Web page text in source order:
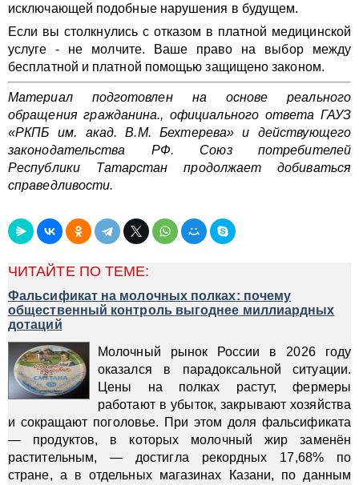
исключающей подобные нарушения в будущем.
Если вы столкнулись с отказом в платной медицинской
услуге - не молчите. Ваше право на выбор между
бесплатной и платной помощью защищено законом.
Материал подготовлен на основе реального
обращения гражданина., официального ответа ГАУЗ
«РКПБ им. акад. В.М. Бехтерева» и действующего
законодательства РФ. Союз потребителей
Республики Татарстан продолжает добиваться
справедливости.
ЧИТАЙТЕ ПО ТЕМЕ:
Фальсификат на молочных полках: почему
общественный контроль выгоднее миллиардных
дотаций
Молочный рынок России в 2026 году
оказался в парадоксальной ситуации.
Цены на полках растут, фермеры
работают в убыток, закрывают хозяйства
и сокращают поголовье. При этом доля фальсификата
— продуктов, в которых молочный жир заменён
растительным, — достигла рекордных 17,68% по
стране, а в отдельных магазинах Казани, по данным